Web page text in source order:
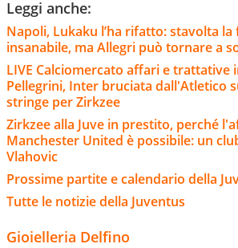
Leggi anche:
Napoli, Lukaku l’ha rifatto: stavolta
insanabile, ma Allegri può tornare a
LIVE Calciomercato affari e trattative
Pellegrini, Inter bruciata dall'Atletico
stringe per Zirkzee
Zirkzee alla Juve in prestito, perché
Manchester United è possibile: un
Vlahovic
Prossime partite e calendario della
Tutte le notizie della Juventus
Gioielleria Delfino